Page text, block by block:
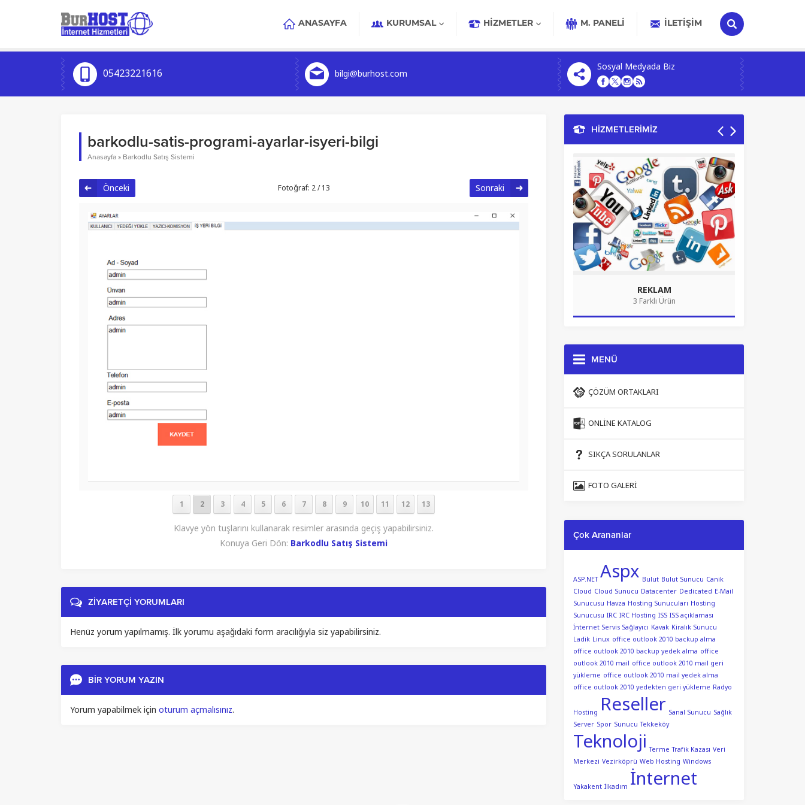
ANASAYFA KURUMSAL HIZMETLER M. PANELİ İLETIŞIM
05423221616 bilgi@burhost.com
Sosyal Medyada Biz
barkodlu-satis-programi-ayarlar-isyeri-bilgi
Anasayfa » Barkodlu Satış Sistemi
Önceki Fotoğraf: 2 / 13 Sonraki
1 2 3 4 5 6 7 8 9 10 11 12 13
Klavye yön tuşlarını kullanarak resimler arasında geçiş yapabilirsiniz.
Konuya Geri Dön: Barkodlu Satış Sistemi
ZİYARETÇİ YORUMLARI
Henüz yorum yapılmamış. İlk yorumu aşağıdaki form aracılığıyla siz yapabilirsiniz.
BİR YORUM YAZIN
Yorum yapabilmek için oturum açmalısınız.
HİZMETLERİMİZ
REKLAM
3 Farklı Ürün
MENÜ
ÇÖZÜM ORTAKLARI
ONLINE KATALOG
SIKÇA SORULANLAR
FOTO GALERI
Çok Arananlar
ASP.NET Aspx Bulut Bulut Sunucu Canik
Cloud Cloud Sunucu Datacenter Dedicated E-Mail
Sunucusu Havza Hosting Sunucuları Hosting
Sunucusu IRC IRC Hosting ISS ISS açıklaması
İnternet Servis Sağlayıcı Kavak Kiralık Sunucu
Ladik Linux office outlook 2010 backup alma
office outlook 2010 backup yedek alma office
outlook 2010 mail office outlook 2010 mail geri
yükleme office outlook 2010 mail yedek alma
office outlook 2010 yedekten geri yükleme Radyo
Hosting Reseller Sanal Sunucu Sağlık
Server Spor Sunucu Tekkeköy
Teknoloji Terme Trafik Kazası Veri
Merkezi Vezirköprü Web Hosting Windows
Yakakent İlkadım İnternet